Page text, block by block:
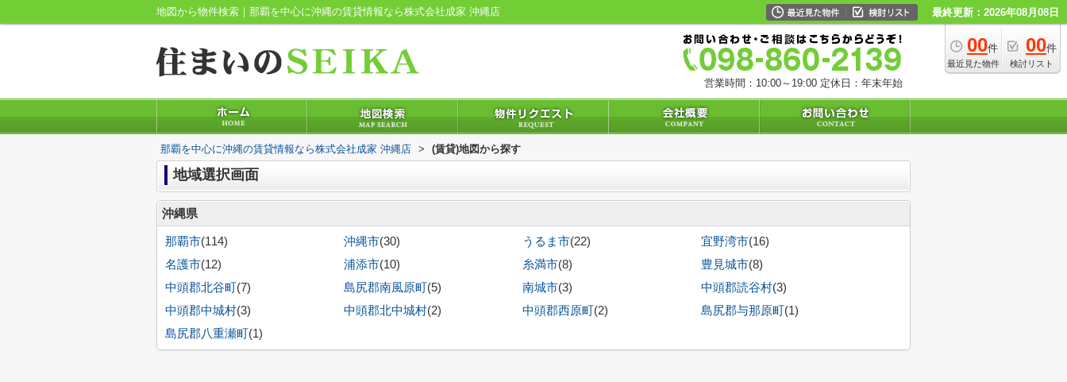
地図から物件検索｜那覇を中心に沖縄の賃貸情報なら株式会社成家 沖縄店 最終更新：2026年08月08日
00件
最近見た物件
00件
検討リスト
営業時間：10:00～19:00 定休日：年末年始
那覇を中心に沖縄の賃貸情報なら株式会社成家 沖縄店 > (賃貸)地図から探す
地域選択画面
沖縄県
那覇市(114) 沖縄市(30) うるま市(22) 宜野湾市(16)
名護市(12) 浦添市(10) 糸満市(8) 豊見城市(8)
中頭郡北谷町(7) 島尻郡南風原町(5) 南城市(3) 中頭郡読谷村(3)
中頭郡中城村(3) 中頭郡北中城村(2) 中頭郡西原町(2) 島尻郡与那原町(1)
島尻郡八重瀬町(1)